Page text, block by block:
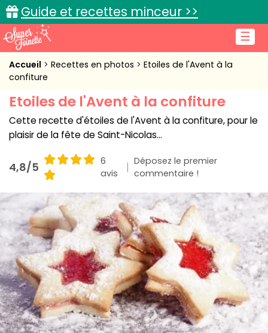
☰
Guide et recettes minceur >>
Accueil
Cuisine pratique
L'actu cuisine
Connexion
Accueil Recettes en photos
Etoiles de l'Avent à la
confiture
Etoiles de l'Avent à la confiture
Cette recette d'étoiles de l'Avent à la confiture, pour le
plaisir de la fête de Saint-Nicolas...
4,8/5
6
avis
Déposez le premier
commentaire !